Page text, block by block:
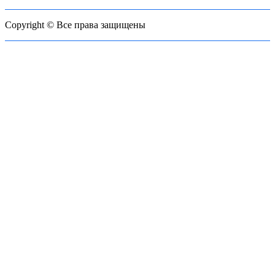
Copyright © Все права защищены